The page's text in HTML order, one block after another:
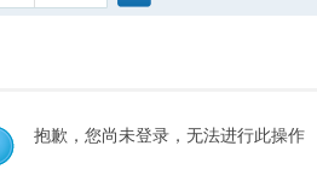
索
抱歉，您尚未登录，无法进行此操作